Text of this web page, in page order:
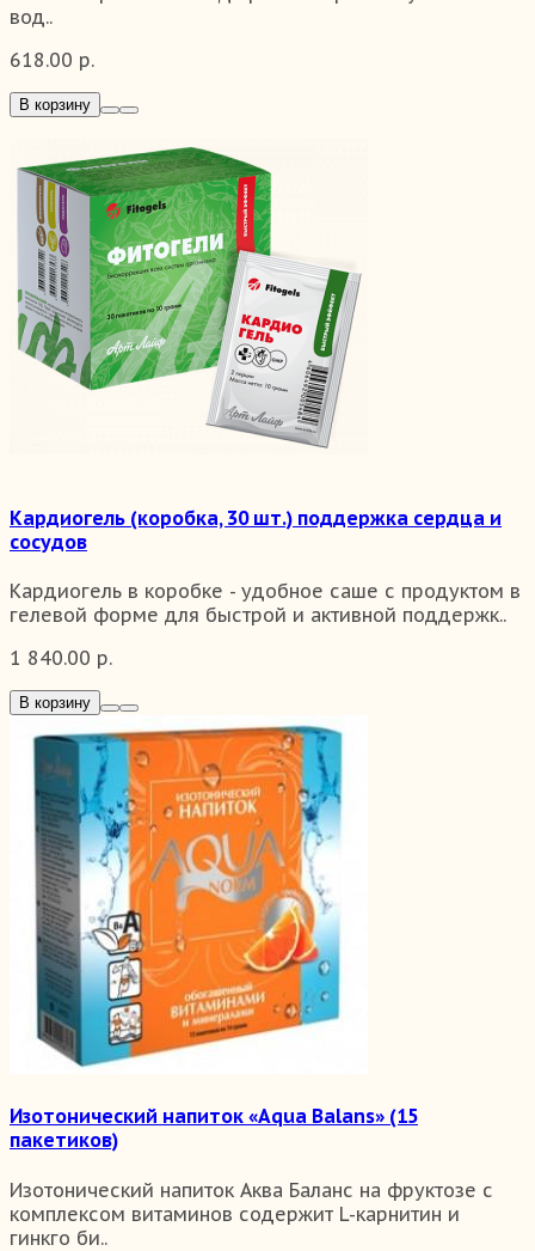
вод..
618.00 р.
В корзину
Кардиогель (коробка, 30 шт.) поддержка сердца и
сосудов
Кардиогель в коробке - удобное саше с продуктом в
гелевой форме для быстрой и активной поддержк..
1 840.00 р.
В корзину
Изотонический напиток «Aqua Balans» (15
пакетиков)
Изотонический напиток Аква Баланс на фруктозе с
комплексом витаминов содержит L-карнитин и
гинкго би..